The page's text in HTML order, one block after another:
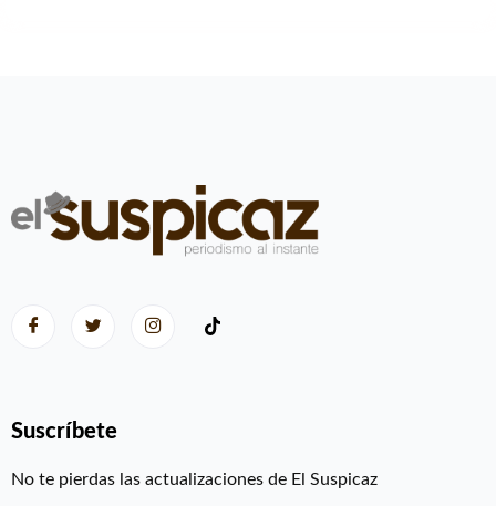
Suscríbete
No te pierdas las actualizaciones de El Suspicaz